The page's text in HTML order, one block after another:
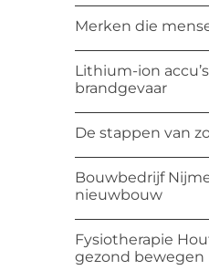
Merken die
Lithium-ion
brandgevaar
De stappen van
Bouwbedrijf
nieuwbouw
Fysiotherapie
gezond bewegen